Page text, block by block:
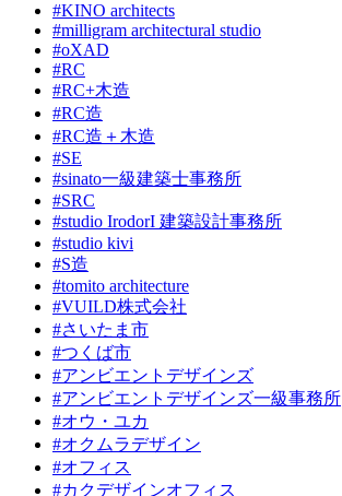
#KINO architects
#milligram architectural studio
#oXAD
#RC
#RC+木造
#RC造
#RC造＋木造
#SE
#sinato一級建築士事務所
#SRC
#studio IrodorI 建築設計事務所
#studio kivi
#S造
#tomito architecture
#VUILD株式会社
#さいたま市
#つくば市
#アンビエントデザインズ
#アンビエントデザインズ一級事務所
#オウ・ユカ
#オクムラデザイン
#オフィス
#カクデザインオフィス